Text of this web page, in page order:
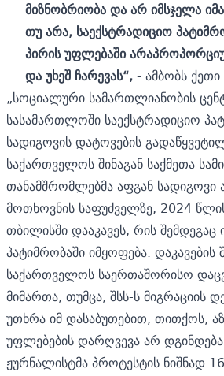
მიზნობრიობა და არ იმსჯელა
თუ არა, საექსტრადიციო
პირის უფლებაში
და უხეშ ჩარევას“,- ამბობს
„სოციალური სამართლიანობის
სასამართლოში საექსტრადიციო
სადიგოვის დატოვების
საქართველოს შინაგან საქმეთა
თანამშრომლებმა აფგან სადიგოვი
მოთხოვნის საფუძველზე, 2024
თბილისში დააკავეს, რის შემდეგაც
პატიმრობაში იმყოფება. დაკავების
საქართველოს საერთაშორისო
მიმართა, თუმცა, შსს-ს მიგრაციის
უთხრა იმ დასაბუთებით, თითქოს,
უფლებების დარღვევა არ
ჟურნალისტმა პროტესტის ნიშნად